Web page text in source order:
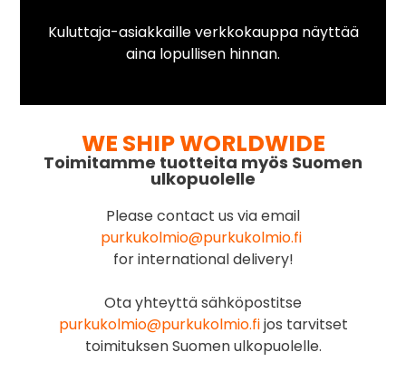
Kuluttaja-asiakkaille verkkokauppa näyttää
aina lopullisen hinnan.
WE SHIP WORLDWIDE
Toimitamme tuotteita myös Suomen
ulkopuolelle
Please contact us via email
purkukolmio@purkukolmio.fi
for international delivery!
Ota yhteyttä sähköpostitse
purkukolmio@purkukolmio.fijos tarvitset
toimituksen Suomen ulkopuolelle.